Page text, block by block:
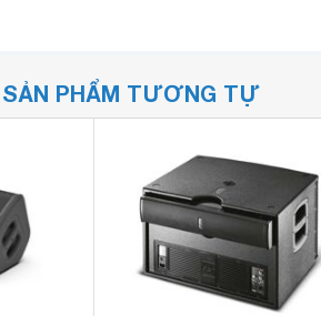
SẢN PHẨM TƯƠNG TỰ